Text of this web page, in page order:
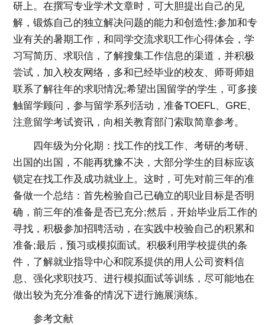
研上。在撰写专业学术文章时，可大胆提出自己的见
解，锻炼自己的独立解决问题的能力和创造性;参加和专
业有关的暑期工作，和同学交流求职工作心得体会，学
习写简历、求职信，了解搜集工作信息的渠道，并积极
尝试，加入校友网络，多和已经毕业的校友、师哥师姐
联系了解往年的求职情况;希望出国留学的学生，可多接
触留学顾问，参与留学系列活动，准备TOEFL、GRE、
注意留学考试资讯，向相关教育部门索取简章参考。
四年级为分化期：找工作的找工作、考研的考研、
出国的出国，不能再犹豫不决，大部分学生的目标应该
锁定在找工作及成功就业上。这时，可先对前三年的准
备做一个总结：首先检验自己已确立的职业目标是否明
确，前三年的准备是否已充分;然后，开始毕业后工作的
寻找，积极参加招聘活动，在实践中校验自己的积累和
准备;最后，预习或模拟面试。积极利用学校提供的条
件，了解就业指导中心和院系提供的用人公司资料信
息、强化求职技巧、进行模拟面试等训练，尽可能地在
做出较为充分准备的情况下进行施展演练。
参考文献